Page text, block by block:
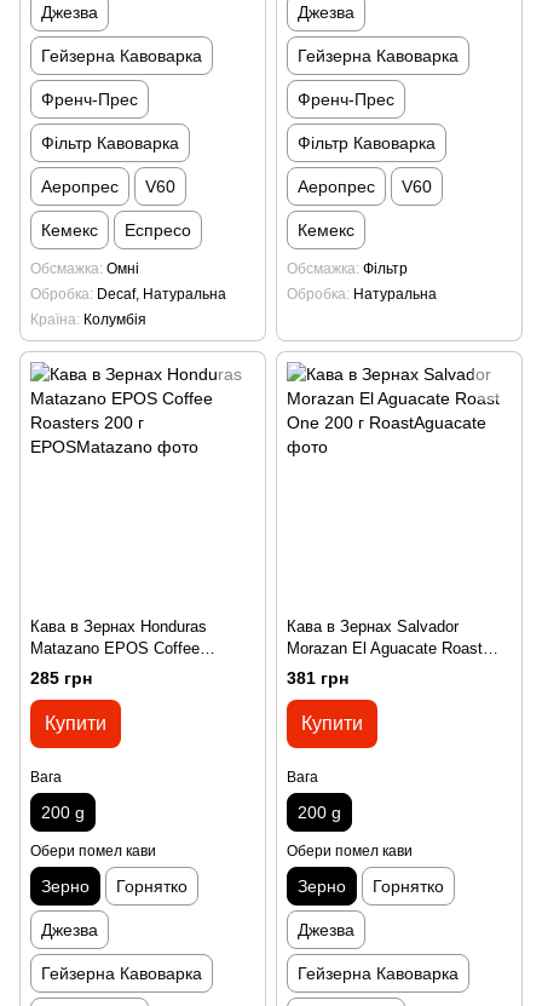
Джезва
Гейзерна Кавоварка
Френч-Прес
Фільтр Кавоварка
Аеропрес V60
Кемекс Еспресо
Обсмажка Омні
Обробка Decaf, Натуральна
Країна Колумбія
Джезва
Гейзерна Кавоварка
Френч-Прес
Фільтр Кавоварка
Аеропрес V60
Кемекс
Обсмажка Фільтр
Обробка Натуральна
Кава в Зернах Honduras
Matazano EPOS Coffee
Roasters 200 г
285 грн
Купити
Вага
200 g
Обери помел кави
Зерно Горнятко
Джезва
Гейзерна Кавоварка
Кава в Зернах Salvador
Morazan El Aguacate Roast
One 200 г
381 грн
Купити
Вага
200 g
Обери помел кави
Зерно Горнятко
Джезва
Гейзерна Кавоварка